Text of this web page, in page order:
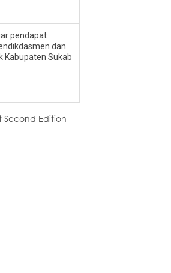
pendapat
dan
Kabupaten Sukab